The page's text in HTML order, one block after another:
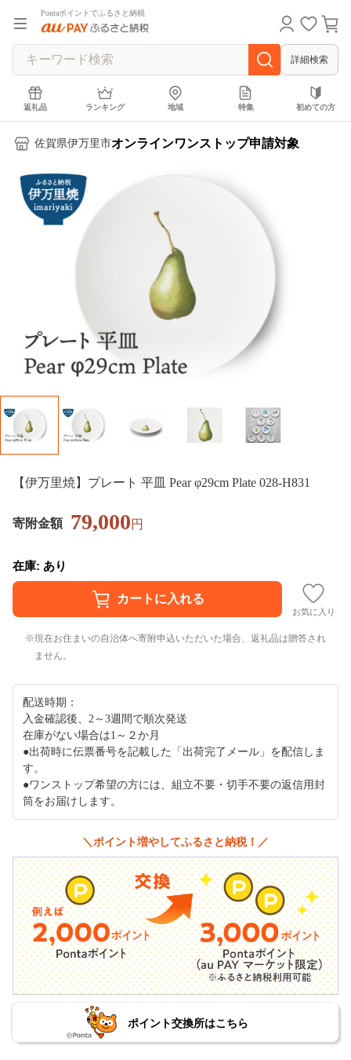
Pontaポイントでふるさと納税
詳細検索
返礼品 ランキング 地域 特集 初めての方
佐賀県伊万里市オンラインワンストップ申請対象
【伊万里焼】プレート 平皿 Pear φ29cm Plate 028-H831
寄附金額 79,000円
在庫: あり
お気に入り
現在お住まいの自治体へ寄附申込いただいた場合、返礼品は贈答され
ません。
配送時期：
入金確認後、2～3週間で順次発送
在庫がない場合は1～２か月
●出荷時に伝票番号を記載した「出荷完了メール」を配信しま
す。
●ワンストップ希望の方には、組立不要・切手不要の返信用封
筒をお届けします。
＼ポイント増やしてふるさと納税！／
ポイント交換所はこちら